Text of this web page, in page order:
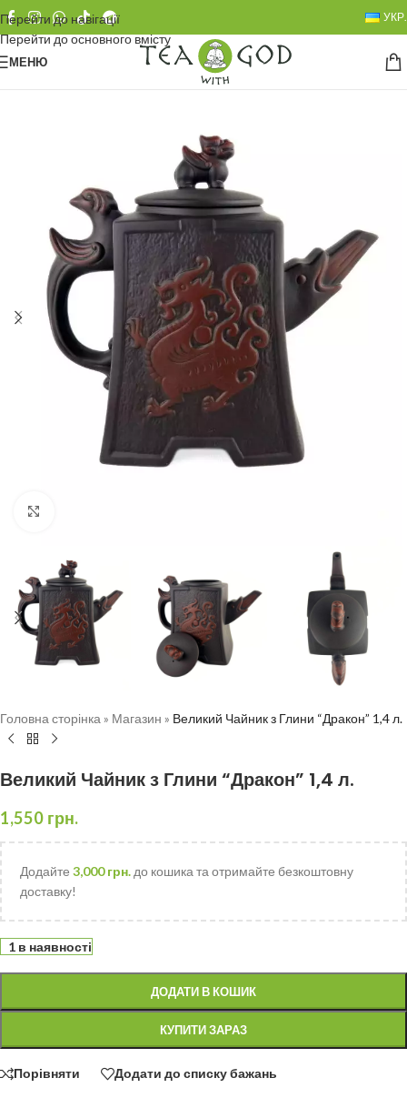
Перейти до навігації
Перейти до основного вмісту
УКР.
МЕНЮ
Головна сторінка » Магазин » Великий Чайник з Глини “Дракон” 1,4 л.
Великий Чайник з Глини “Дракон” 1,4 л.
1,550 грн.
Додайте 3,000грн. до кошика та отримайте безкоштовну
доставку!
1 в наявності
ДОДАТИ В КОШИК
КУПИТИ ЗАРАЗ
Порівняти Додати до списку бажань